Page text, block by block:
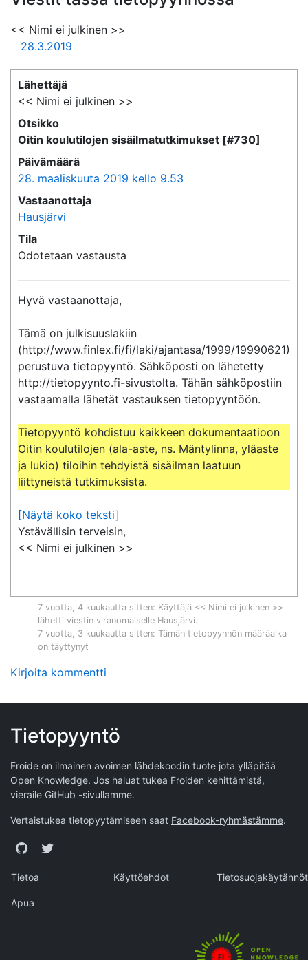
<< Nimi ei julkinen >>
28.3.2019
Lähettäjä
<< Nimi ei julkinen >>
Otsikko
Oitin koulutilojen sisäilmatutkimukset [#730]
Päivämäärä
28. maaliskuuta 2019 kello 9.53
Vastaanottaja
Hausjärvi
Tila
Odotetaan vastausta
Hyvä vastaanottaja,
Tämä on julkisuuslakiin
(http://www.finlex.fi/fi/laki/ajantasa/1999/19990621)
perustuva tietopyyntö. Sähköposti on lähetetty
http://tietopyynto.fi-sivustolta. Tähän sähköpostiin
vastaamalla lähetät vastauksen tietopyyntöön.
Tietopyyntö kohdistuu kaikkeen dokumentaatioon
Oitin koulutilojen (ala-aste, ns. Mäntylinna, yläaste
ja lukio) tiloihin tehdyistä sisäilman laatuun
liittyneistä tutkimuksista.
[Näytä koko teksti]
Ystävällisin terveisin,
<< Nimi ei julkinen >>
7 vuotta, 4 kuukautta sitten: Käyttäjä << Nimi ei julkinen >>
lähetti viestin viranomaiselle Hausjärvi.
7 vuotta, 3 kuukautta sitten: Tämän tietopyynnön määräaika
on täyttynyt
Kirjoita kommentti
Tietopyyntö
Froide on ilmainen avoimen lähdekoodin tuote jota ylläpitää
Open Knowledge. Jos haluat tukea Froiden kehittämistä,
vieraile GitHub -sivullamme.
Vertaistukea tietopyytämiseen saat Facebook-ryhmästämme.
GitHubTwitter
Tietoa Käyttöehdot Tietosuojakäytännöt
Apua